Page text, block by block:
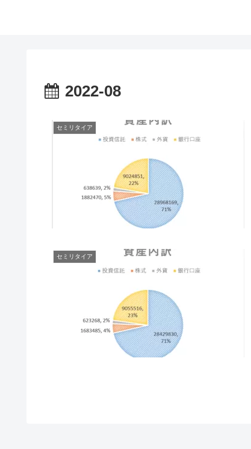
2022-08
セミリタイア
セミリタイア